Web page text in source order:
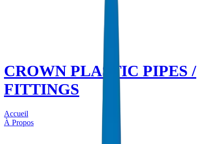
CROWN PLASTIC PIPES /
FITTINGS
Accueil
À Propos